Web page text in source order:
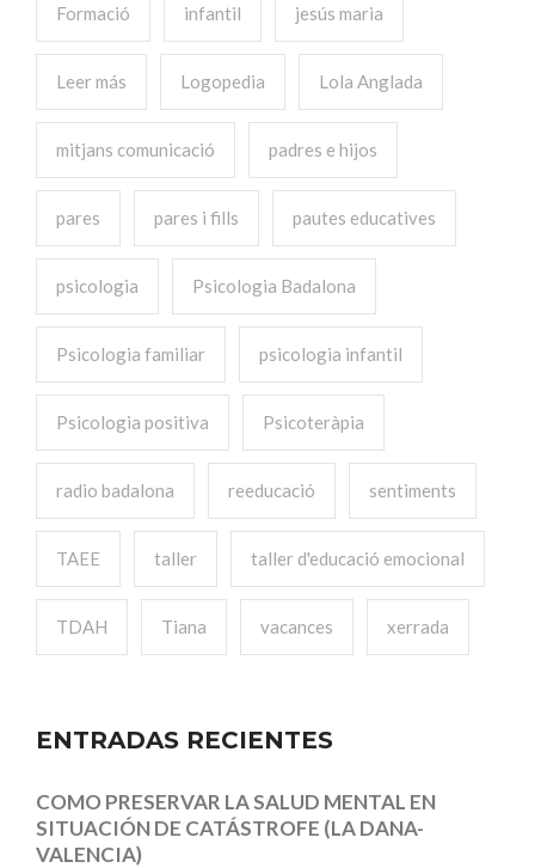
Formació infantil jesús maria
Leer más Logopedia Lola Anglada
mitjans comunicació padres e hijos
pares pares i fills pautes educatives
psicologia Psicologia Badalona
Psicologia familiar psicologia infantil
Psicologia positiva Psicoteràpia
radio badalona reeducació sentiments
TAEE taller taller d'educació emocional
TDAH Tiana vacances xerrada
ENTRADAS RECIENTES
COMO PRESERVAR LA SALUD MENTAL EN
SITUACIÓN DE CATÁSTROFE (LA DANA-
VALENCIA)